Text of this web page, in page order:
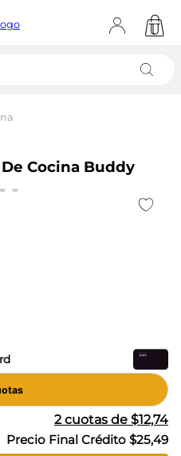
Cocina Buddy
2cuotas de $12,74
Precio Final Crédito $25,49